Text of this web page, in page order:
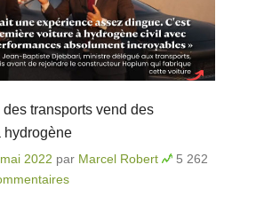
des transports vend des
hydrogène
2022 par Marcel Robert
5 262